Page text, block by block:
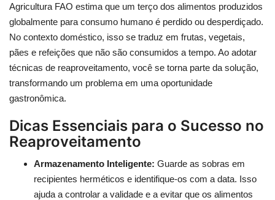
Agricultura FAO estima que um terço dos alimentos produzidos
globalmente para consumo humano é perdido ou desperdiçado.
No contexto doméstico, isso se traduz em frutas, vegetais,
pães e refeições que não são consumidos a tempo. Ao adotar
técnicas de reaproveitamento, você se torna parte da solução,
transformando um problema em uma oportunidade
gastronômica.
Dicas Essenciais para o Sucesso no
Reaproveitamento
Armazenamento Inteligente: Guarde as sobras em
recipientes herméticos e identifique-os com a data. Isso
ajuda a controlar a validade e a evitar que os alimentos